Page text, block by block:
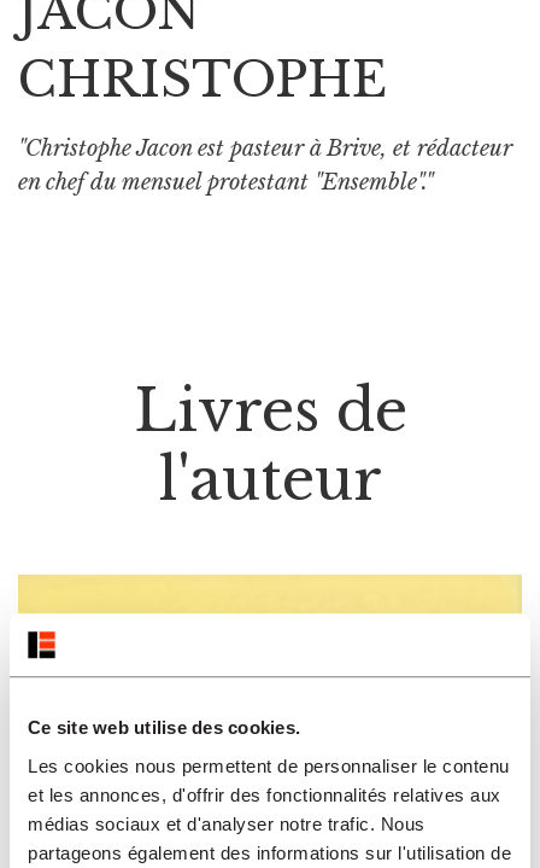
Ce site web utilise des cookies.
Les cookies nous permettent de personnaliser le contenu
et les annonces, d'offrir des fonctionnalités relatives aux
médias sociaux et d'analyser notre trafic. Nous
partageons également des informations sur l'utilisation de
CHRISTOPHE
"Christophe Jacon est pasteur à Brive, et rédacteur
en chef du mensuel protestant "Ensemble"."
Livres de
l'auteur